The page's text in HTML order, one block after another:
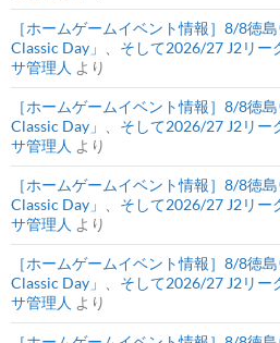
［ホームゲームイベント情報］8/8徳
Classic Day」、そして2026/27 J2リー
サ管理人 より
［ホームゲームイベント情報］8/8徳
Classic Day」、そして2026/27 J2リー
サ管理人 より
［ホームゲームイベント情報］8/8徳
Classic Day」、そして2026/27 J2リー
サ管理人 より
［ホームゲームイベント情報］8/8徳
Classic Day」、そして2026/27 J2リー
サ管理人 より